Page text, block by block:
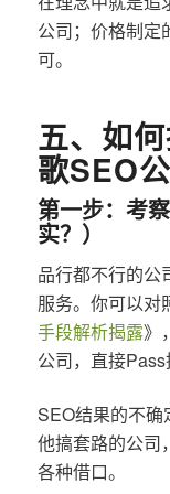
公司；价格制定
可。
五、如
歌SEO
第一步：考
实？）
品行都不行的公
服务。你可以对
手段解析揭露》
公司，直接Pass
SEO结果的不
他搞套路的公司
各种借口。